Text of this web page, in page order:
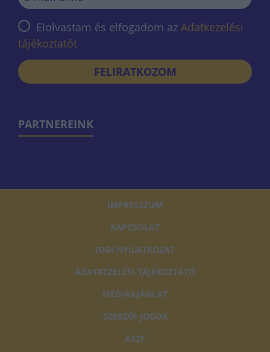
Elolvastam és elfogadom az Adatkezelési
tájékoztatót
FELIRATKOZOM
PARTNEREINK
IMPRESSZUM
KAPCSOLAT
JOGI NYILATKOZAT
ADATKEZELÉSI TÁJÉKOZTATÓ
MÉDIAAJÁNLAT
SZERZŐI JOGOK
ÁSZF